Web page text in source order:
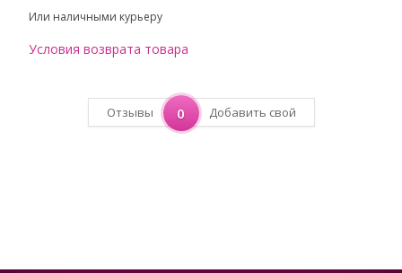
Или наличными курьеру
Условия возврата товара
Отзывы 0 Добавить свой